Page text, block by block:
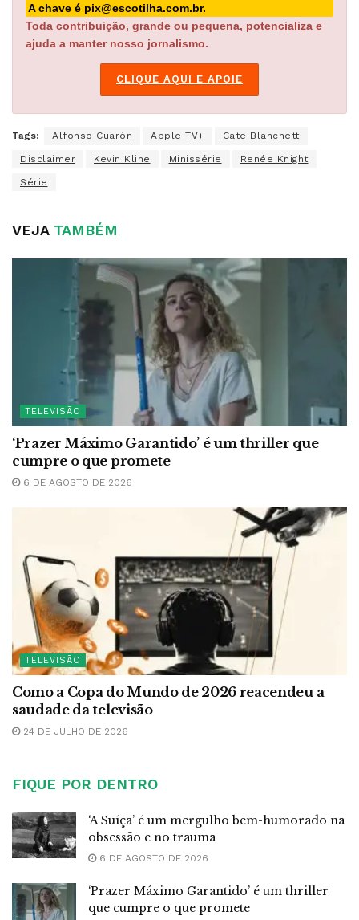
A chave é pix@escotilha.com.br.
Toda contribuição, grande ou pequena, potencializa e
ajuda a manter nosso jornalismo.
CLIQUE AQUI E APOIE
Tags: Alfonso Cuarón Apple TV+ Cate Blanchett
Disclaimer Kevin Kline Minissérie Renée Knight
Série
VEJATAMBÉM
TELEVISÃO
‘Prazer Máximo Garantido’ é um thriller que
cumpre o que promete
6 DE AGOSTO DE 2026
TELEVISÃO
Como a Copa do Mundo de 2026 reacendeu a
saudade da televisão
24 DE JULHO DE 2026
FIQUE POR DENTRO
‘A Suíça’ é um mergulho bem-humorado na
obsessão e no trauma
6 DE AGOSTO DE 2026
‘Prazer Máximo Garantido’ é um thriller
que cumpre o que promete